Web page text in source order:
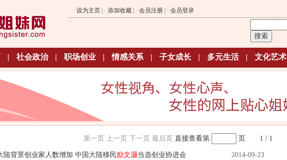
· 设为主页 | · 添加收藏 | · 会员注册 | · 会员登录
| 社会政治 | 职场创业 | 情感关系 | 子女成长 | 多元生活 | 文化艺术
第一页 上一页 下一页 最后页 直接查看第 页 1 / 1
陆背景创业家人数增加 中国大陆移民励文灏当选创业协进会 2014-09-23